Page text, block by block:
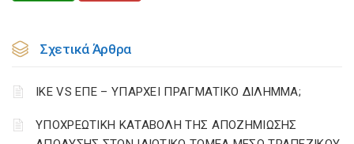
Σχετικά Άρθρα
ΙΚΕ VS ΕΠΕ – ΥΠΑΡΧΕΙ ΠΡΑΓΜΑΤΙΚΟ ΔΙΛΗΜΜΑ;
YΠΟΧΡΕΩΤΙΚΗ ΚΑΤΑΒΟΛΗ ΤΗΣ ΑΠΟΖΗΜΙΩΣΗΣ